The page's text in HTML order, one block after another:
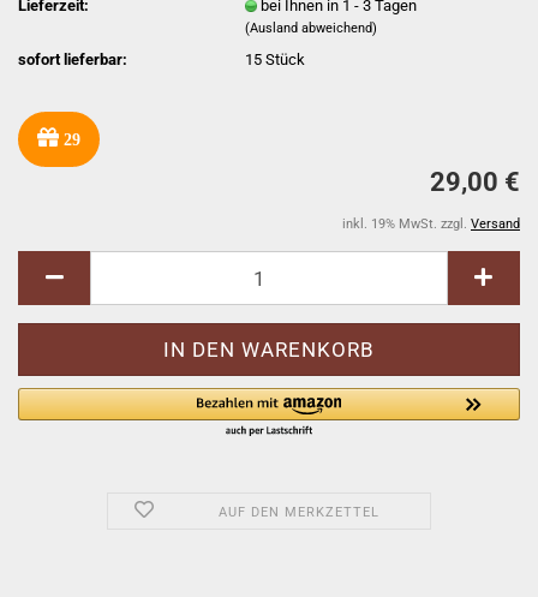
Lieferzeit:
bei Ihnen in 1 - 3 Tagen
(Ausland abweichend)
sofort lieferbar: 15Stück
29
29,00 €
inkl. 19% MwSt. zzgl. Versand
AUF DEN MERKZETTEL